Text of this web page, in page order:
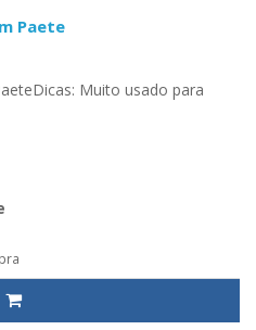
Paete
Muito usado para